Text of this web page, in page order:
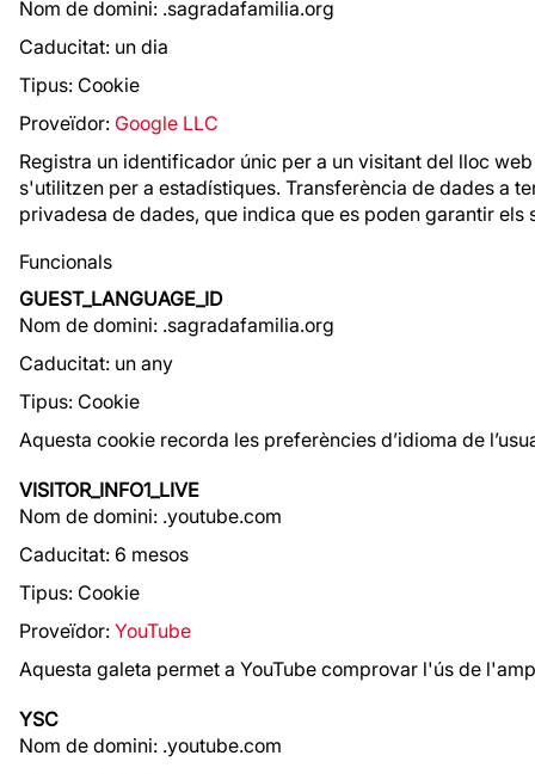
Nom de domini: .sagradafamilia.org
Caducitat: un dia
Tipus: Cookie
Proveïdor: Google LLC
Registra un identificador únic per a un visitant del lloc
s'utilitzen per a estadístiques. Transferència de dades a
privadesa de dades, que indica que es poden garantir els
Funcionals
GUEST_LANGUAGE_ID
Nom de domini: .sagradafamilia.org
Caducitat: un any
Tipus: Cookie
Aquesta cookie recorda les preferències d’idioma de
VISITOR_INFO1_LIVE
Nom de domini: .youtube.com
Caducitat: 6 mesos
Tipus: Cookie
Proveïdor: YouTube
Aquesta galeta permet a YouTube comprovar l'ús de
YSC
Nom de domini: .youtube.com